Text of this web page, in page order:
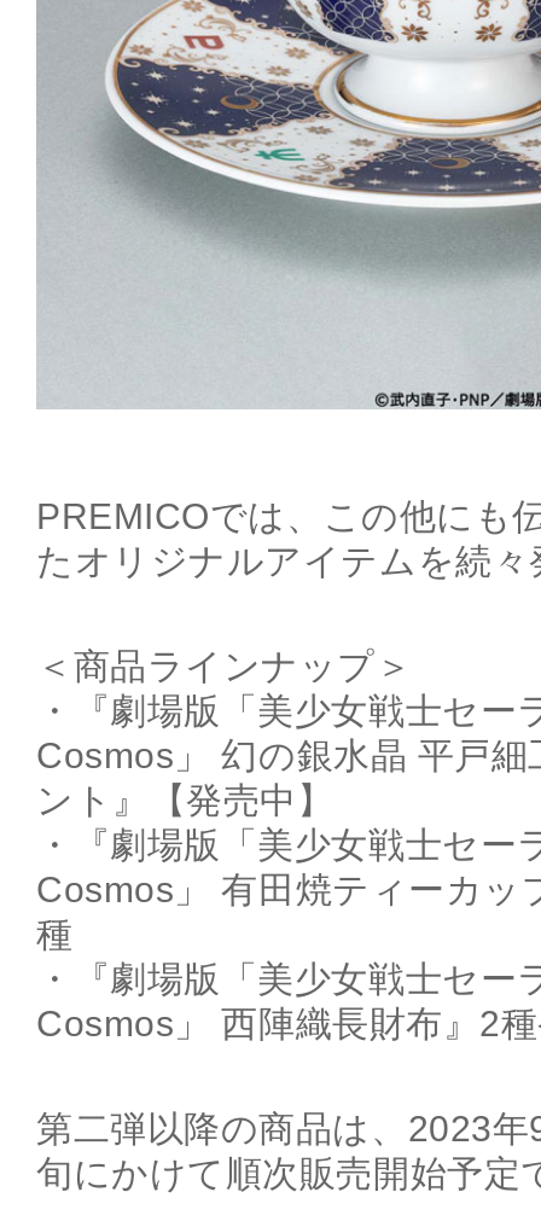
PREMICOでは、この他にも
たオリジナルアイテムを続々
＜商品ラインナップ＞
・『劇場版「美少女戦士セー
Cosmos」 幻の銀水晶 平戸
ント』【発売中】
・『劇場版「美少女戦士セー
Cosmos」 有田焼ティーカッ
種
・『劇場版「美少女戦士セー
Cosmos」 西陣織長財布』2
第二弾以降の商品は、2023
旬にかけて順次販売開始予定